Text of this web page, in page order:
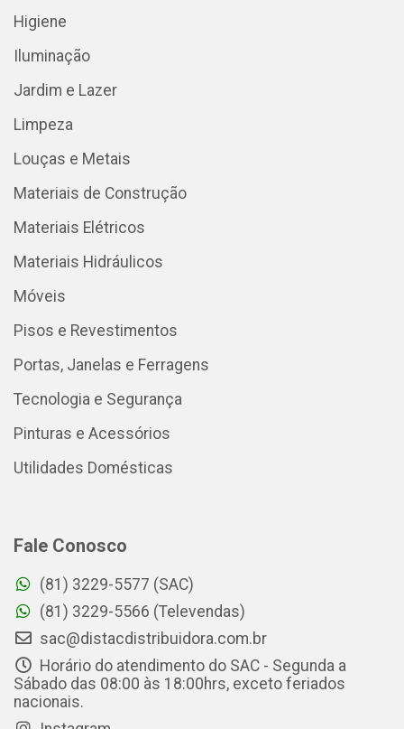
Higiene
Iluminação
Jardim e Lazer
Limpeza
Louças e Metais
Materiais de Construção
Materiais Elétricos
Materiais Hidráulicos
Móveis
Pisos e Revestimentos
Portas, Janelas e Ferragens
Tecnologia e Segurança
Pinturas e Acessórios
Utilidades Domésticas
Fale Conosco
(81) 3229-5577 (SAC)
(81) 3229-5566 (Televendas)
sac@distacdistribuidora.com.br
Horário do atendimento do SAC - Segunda a
Sábado das 08:00 às 18:00hrs, exceto feriados
nacionais.